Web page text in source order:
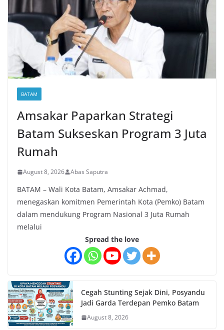
BATAM
Amsakar Paparkan Strategi
Batam Sukseskan Program 3 Juta
Rumah
August 8, 2026 Abas Saputra
BATAM – Wali Kota Batam, Amsakar Achmad,
menegaskan komitmen Pemerintah Kota (Pemko) Batam
dalam mendukung Program Nasional 3 Juta Rumah
melalui
Spread the love
Cegah Stunting Sejak Dini, Posyandu
Jadi Garda Terdepan Pemko Batam
August 8, 2026